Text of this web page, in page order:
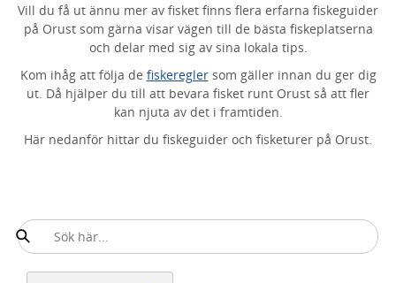
Vill du få ut ännu mer av fisket finns flera erfarna fiskeguider
på Orust som gärna visar vägen till de bästa fiskeplatserna
och delar med sig av sina lokala tips.
Kom ihåg att följa de fiskereglersom gäller innan du ger dig
ut. Då hjälper du till att bevara fisket runt Orust så att fler
kan njuta av det i framtiden.
Här nedanför hittar du fiskeguider och fisketurer på Orust.